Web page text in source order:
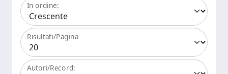
In ordine:
Risultati/Pagina
Autori/Record: